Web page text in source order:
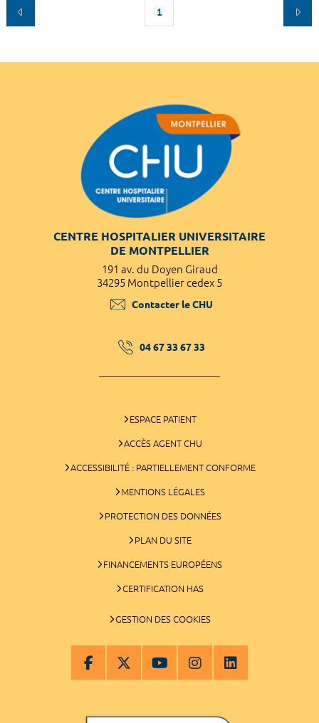
1
CENTRE HOSPITALIER UNIVERSITAIRE
DE MONTPELLIER
191 av. du Doyen Giraud
34295 Montpellier cedex 5
Contacter le CHU
04 67 33 67 33
ESPACE PATIENT
ACCÈS AGENT CHU
ACCESSIBILITÉ : PARTIELLEMENT CONFORME
MENTIONS LÉGALES
PROTECTION DES DONNÉES
PLAN DU SITE
FINANCEMENTS EUROPÉENS
CERTIFICATION HAS
GESTION DES COOKIES